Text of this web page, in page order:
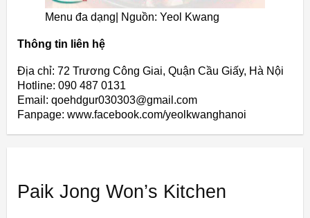
Menu đa dạng| Nguồn: Yeol Kwang
Thông tin liên hệ
Địa chỉ: 72 Trương Công Giai, Quận Cầu Giấy, Hà Nội
Hotline: 090 487 0131
Email: qoehdgur030303@gmail.com
Fanpage: www.facebook.com/yeolkwanghanoi
Paik Jong Won’s Kitchen